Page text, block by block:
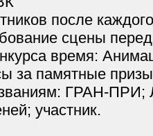
после
сцены
время:
за памятные
ГРАН-ПРИ;
участник.